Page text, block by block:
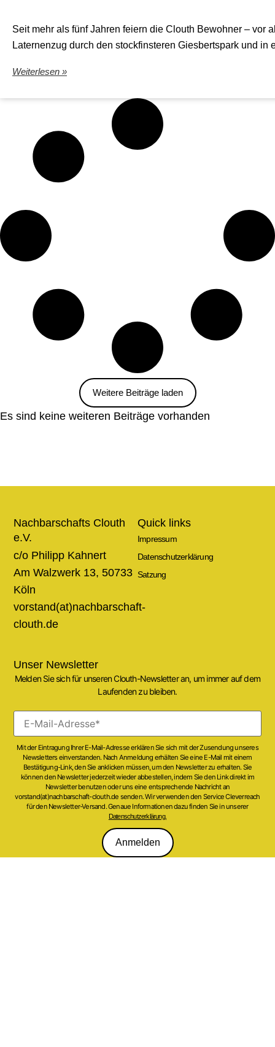
Seit mehr als fünf Jahren feiern die Clouth Bewohner – vor
Laternenzug durch den stockfinsteren Giesbertspark und
Weiterlesen »
Weitere Beiträge laden
Es sind keine weiteren Beiträge vorhanden
Quick links
Impressum
Datenschutzerklärung
Satzung
Nachbarschafts Clouth
e.V.
c/o Philipp Kahnert
Am Walzwerk 13, 50733
Köln
vorstand(at)nachbarschaft-
clouth.de
Unser Newsletter
Melden Sie sich für unseren Clouth-Newsletter an, um immer auf dem
Laufenden zu bleiben.
Mit der Eintragung Ihrer E-Mail-Adresse erklären Sie sich mit der Zusendung unseres
Newsletters einverstanden. Nach Anmeldung erhälten Sie eine E-Mail mit einem
Bestätigung-Link, den Sie anklicken müssen, um den Newsletter zu erhalten. Sie
können den Newsletter jederzeit wieder abbestellen, indem Sie den Link direkt im
Newsletter benutzen oder uns eine entsprechende Nachricht an
vorstand(at)nachbarschaft-clouth.de senden. Wir verwenden den Service Cleverreach
für den Newsletter-Versand. Genaue Informationen dazu finden Sie in unserer
Datenschutzerklärung.
Anmelden